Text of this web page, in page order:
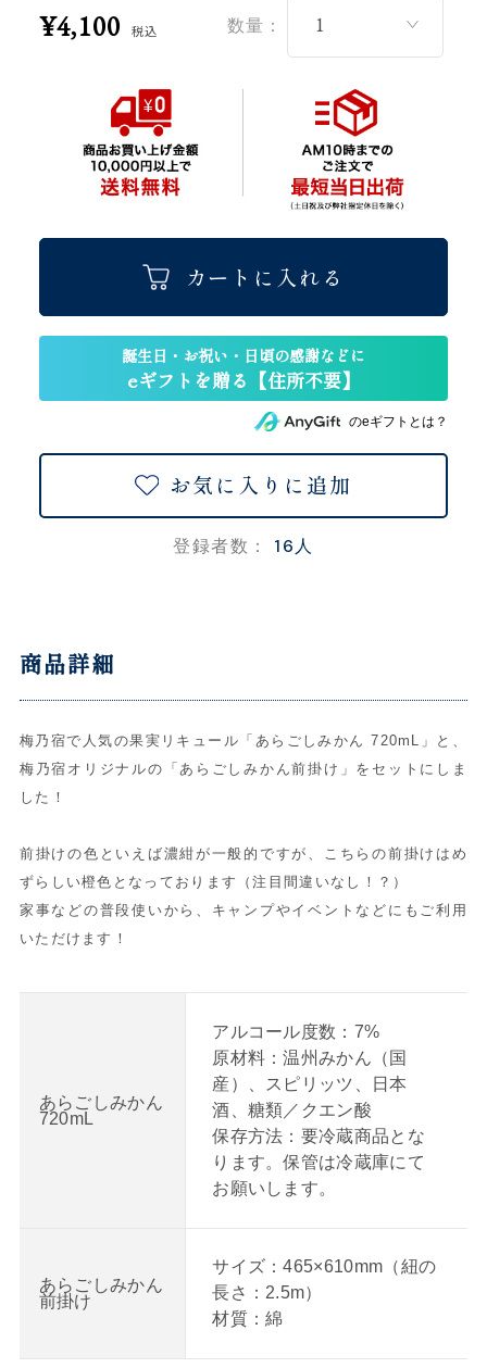
¥4,100 税込 数量：
カートに入れる
のeギフトとは？
お気に入りに追加
登録者数： 16人
商品詳細
梅乃宿で人気の果実リキュール「あらごしみかん 720mL」と、
梅乃宿オリジナルの「あらごしみかん前掛け」をセットにしま
した！
前掛けの色といえば濃紺が一般的ですが、こちらの前掛けはめ
ずらしい橙色となっております（注目間違いなし！？）
家事などの普段使いから、キャンプやイベントなどにもご利用
いただけます！
あらごしみかん
720mL
アルコール度数：7%
原材料：温州みかん（国
産）、スピリッツ、日本
酒、糖類／クエン酸
保存方法：要冷蔵商品とな
ります。保管は冷蔵庫にて
お願いします。
あらごしみかん
前掛け
サイズ：465×610mm（紐の
長さ：2.5m）
材質：綿